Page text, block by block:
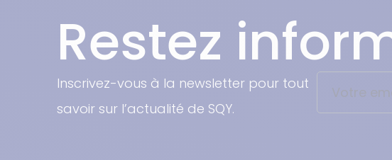
Restez
Inscrivez-vous à la newsletter pour tout
savoir sur l’actualité de SQY.